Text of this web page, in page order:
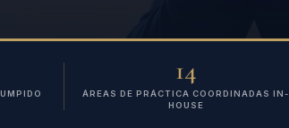
14
ÁREAS DE PRÁCTICA COORDINADAS IN-
HOUSE